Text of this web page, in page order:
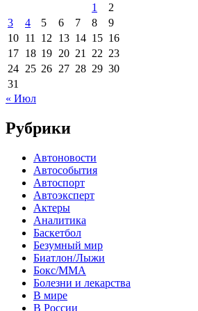
1
2
3
4 5 6 7 8
9
10 11 12 13 14 15 16
17 18 19 20 21 22 23
24 25 26 27 28 29 30
31
« Июл
Рубрики
Автоновости
Автособытия
Автоспорт
Автоэксперт
Актеры
Аналитика
Баскетбол
Безумный мир
Биатлон/Лыжи
Бокс/MMA
Болезни и лекарства
В мире
В России